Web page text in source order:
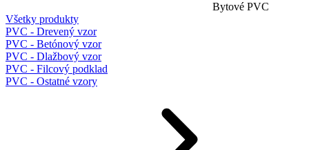
Bytové PVC
Všetky produkty
PVC - Drevený vzor
PVC - Betónový vzor
PVC - Dlažbový vzor
PVC - Filcový podklad
PVC - Ostatné vzory